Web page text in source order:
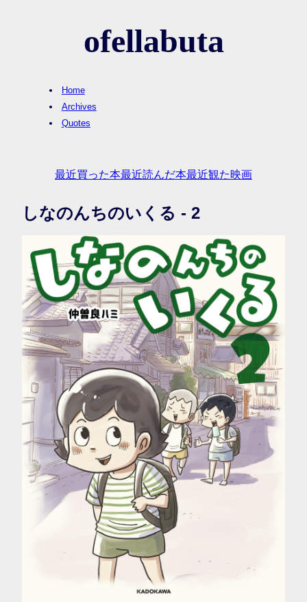
ofellabuta
Home
Archives
Quotes
最近買った本最近読んだ本最近観た映画
しなのんちのいくる - 2